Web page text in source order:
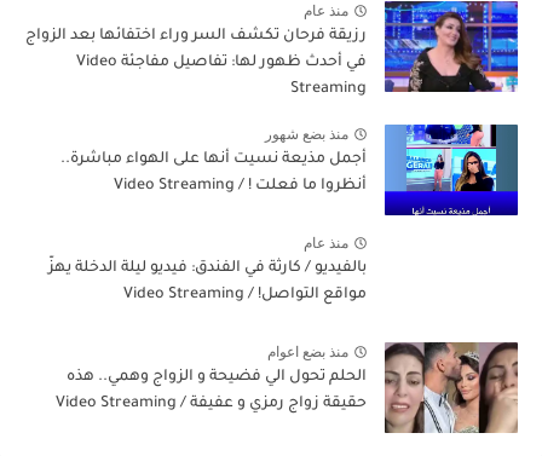
منذ عام
رزيقة فرحان تكشف السر وراء اختفائها بعد الزواج
في أحدث ظهور لها: تفاصيل مفاجئة Video
Streaming
منذ بضع شهور
أجمل مذيعة نسيت أنها على الهواء مباشرة..
أنظروا ما فعلت ! / Video Streaming
منذ عام
بالفيديو / كارثة في الفندق: فيديو ليلة الدخلة يهزّ
مواقع التواصل! / Video Streaming
منذ بضع اعوام
الحلم تحول الي فضيحة و الزواج وهمي.. هذه
حقيقة زواج رمزي و عفيفة / Video Streaming